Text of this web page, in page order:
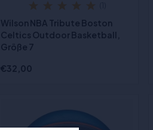
Wilson NBA Tribute Boston
Celtics Outdoor Basketball,
Größe 7
€32,00